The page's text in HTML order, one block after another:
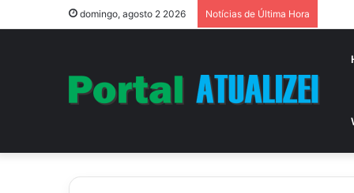
domingo, agosto 2 2026 Notícias de Última Hora